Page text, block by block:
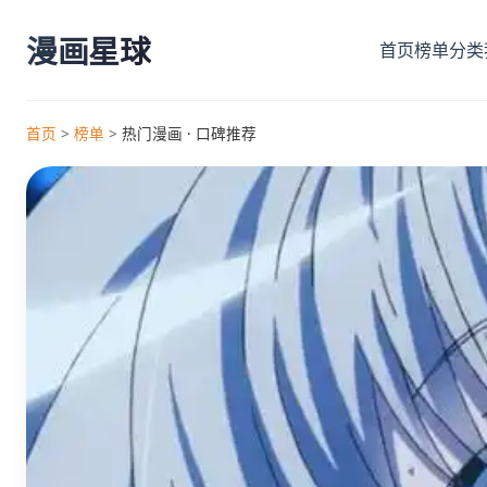
漫画星球 首页榜单分类
首页 > 榜单 > 热门漫画 · 口碑推荐